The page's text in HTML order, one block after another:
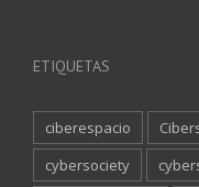
ETIQUETAS
ciberespacio
cybersociety